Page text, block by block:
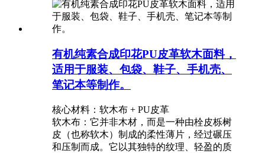
有机纯素合成印花PU皮革软木面料，
适用于服装、包袋、鞋子、手机壳、
笔记本等制作。
核心材料：软木布 + PU皮革
软木布：它并非木材，而是一种由栓皮栎树
皮（也称软木）制成的柔性薄片，经过碾压
和压制而成。它以其独特的纹理、轻盈的质